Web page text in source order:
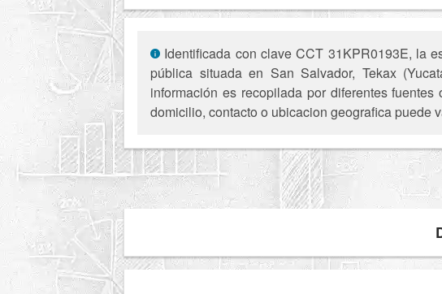
Identificada con clave CCT 31KPR0193E, la
pública situada en San Salvador, Tekax
información es recopilada por diferentes
domicilio, contacto o ubicacion geografica puede